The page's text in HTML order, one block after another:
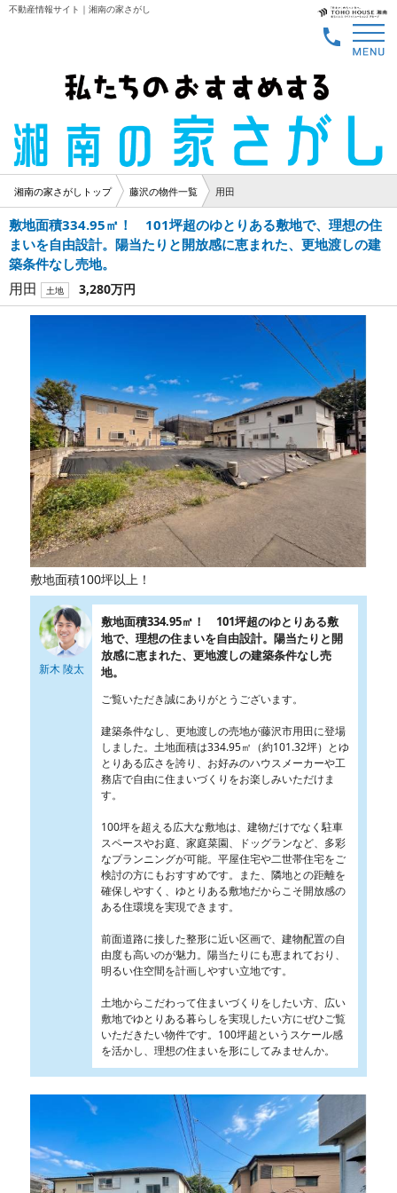
不動産情報サイト｜湘南の家さがし
湘南の家さがしトップ 藤沢の物件一覧 用田
敷地面積334.95㎡！ 101坪超のゆとりある敷地で、理想の住
まいを自由設計。陽当たりと開放感に恵まれた、更地渡しの建
築条件なし売地。
用田 土地 3,280万円
敷地面積100坪以上！
新木 陵太
敷地面積334.95㎡！ 101坪超のゆとりある敷
地で、理想の住まいを自由設計。陽当たりと開
放感に恵まれた、更地渡しの建築条件なし売
地。
ご覧いただき誠にありがとうございます。
建築条件なし、更地渡しの売地が藤沢市用田に登場
しました。土地面積は334.95㎡（約101.32坪）とゆ
とりある広さを誇り、お好みのハウスメーカーや工
務店で自由に住まいづくりをお楽しみいただけま
す。
100坪を超える広大な敷地は、建物だけでなく駐車
スペースやお庭、家庭菜園、ドッグランなど、多彩
なプランニングが可能。平屋住宅や二世帯住宅をご
検討の方にもおすすめです。また、隣地との距離を
確保しやすく、ゆとりある敷地だからこそ開放感の
ある住環境を実現できます。
前面道路に接した整形に近い区画で、建物配置の自
由度も高いのが魅力。陽当たりにも恵まれており、
明るい住空間を計画しやすい立地です。
土地からこだわって住まいづくりをしたい方、広い
敷地でゆとりある暮らしを実現したい方にぜひご覧
いただきたい物件です。100坪超というスケール感
を活かし、理想の住まいを形にしてみませんか。